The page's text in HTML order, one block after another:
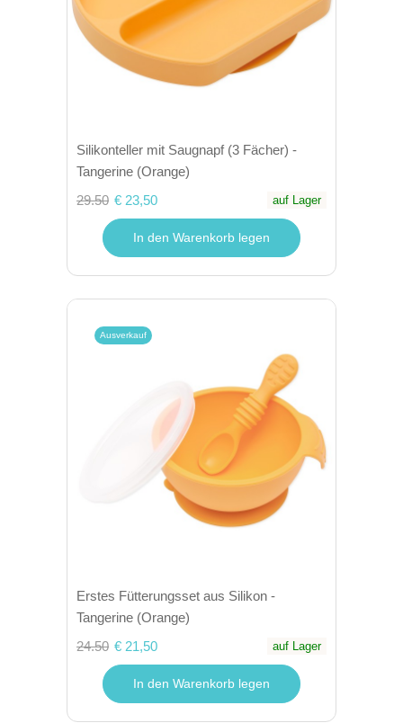
Silikonteller mit Saugnapf (3 Fächer) -
Tangerine (Orange)
29.50 € 23,50 auf Lager
In den Warenkorb legen
Ausverkauf
Erstes Fütterungsset aus Silikon -
Tangerine (Orange)
24.50 € 21,50 auf Lager
In den Warenkorb legen